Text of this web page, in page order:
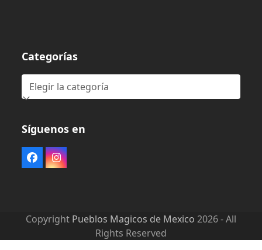
Categorías
Categorías
Síguenos en
FacebookInstagram
Copyright Pueblos Magicos de Mexico 2026 - All
Rights Reserved